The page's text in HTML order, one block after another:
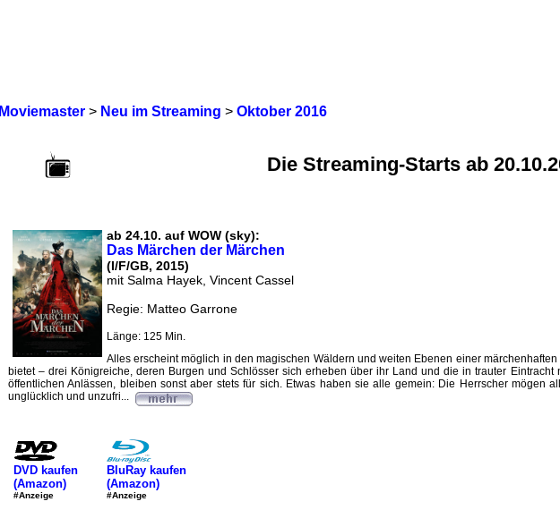
Moviemaster> Neu im Streaming > Oktober 2016
Die Streaming-Starts ab
ab 24.10. auf WOW (sky):
Das Märchen der Märchen
(I/F/GB, 2015)
mit Salma Hayek, Vincent Cassel
Regie: Matteo Garrone
Länge: 125 Min.
Alles erscheint möglich in den magischen Wäldern und weiten Ebenen einer
bietet – drei Königreiche, deren Burgen und Schlösser sich erheben über ihr Land und die in trauter
öffentlichen Anlässen, bleiben sonst aber stets für sich. Etwas haben sie alle gemein: Die Herrscher mögen
unglücklich und unzufri...
DVD kaufen
(Amazon)
#Anzeige
BluRay kaufen
(Amazon)
#Anzeige